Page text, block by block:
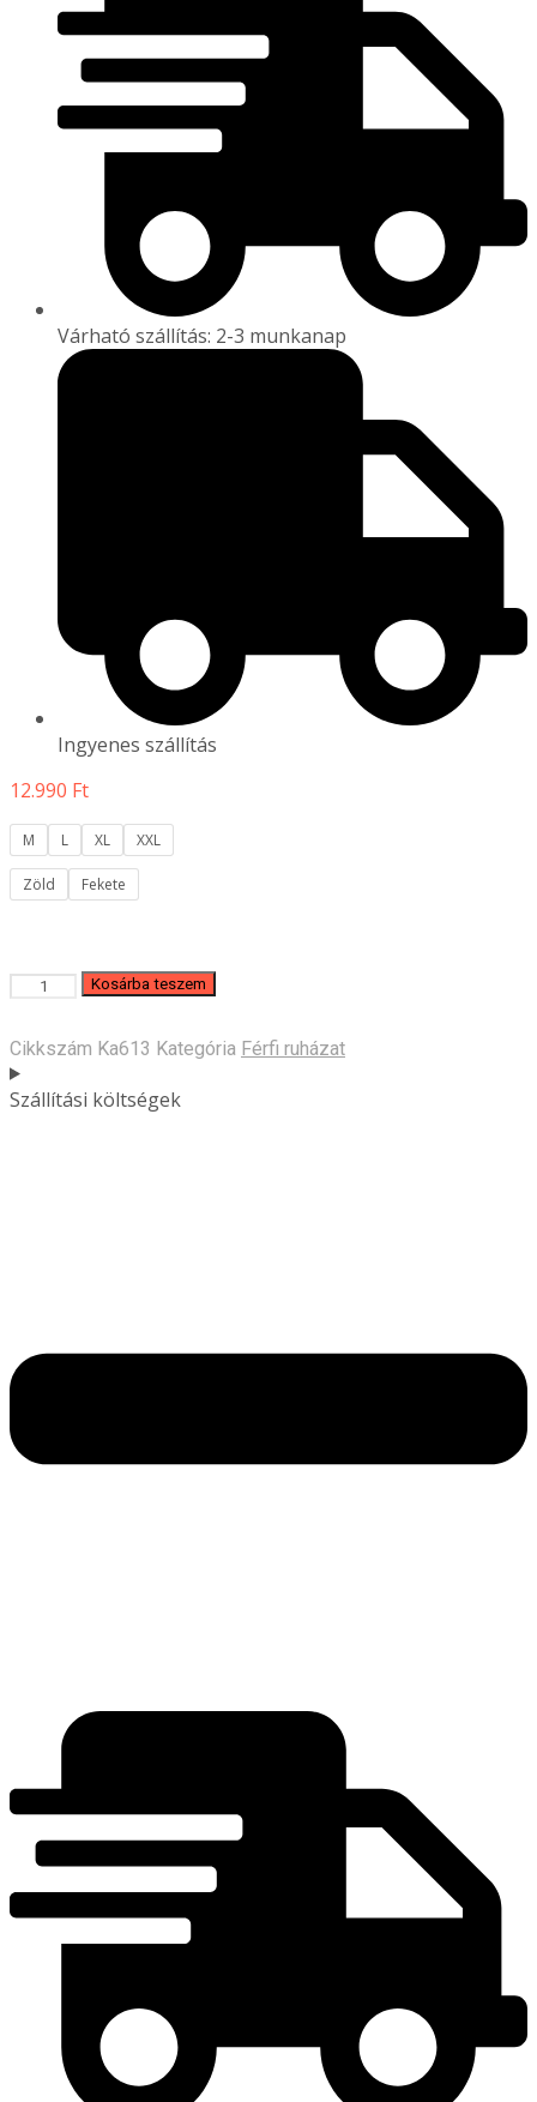
Várható szállítás: 2-3 munkanap
Ingyenes szállítás
12.990 Ft
M L XL XXL
Zöld Fekete
Microfleece
mellény
Kosárba teszem
Cikkszám Ka613 Kategória Férfi ruházat
Szállítási költségek